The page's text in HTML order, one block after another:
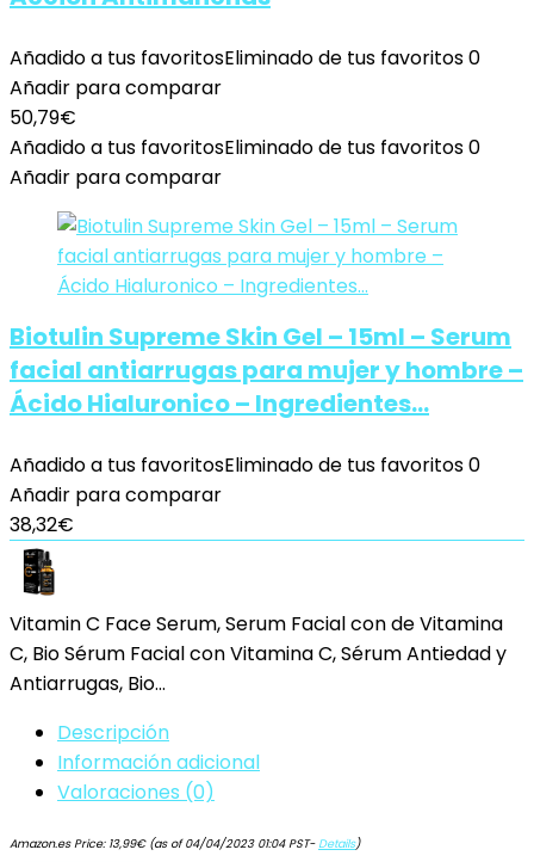
Añadido a tus favoritosEliminado de tus favoritos0
Añadir para comparar
50,79€
Añadido a tus favoritosEliminado de tus favoritos0
Añadir para comparar
Biotulin Supreme Skin Gel – 15ml – Serum
facial antiarrugas para mujer y hombre –
Ácido Hialuronico – Ingredientes…
Añadido a tus favoritosEliminado de tus favoritos0
Añadir para comparar
38,32€
Vitamin C Face Serum, Serum Facial con de Vitamina
C, Bio Sérum Facial con Vitamina C, Sérum Antiedad y
Antiarrugas, Bio…
Descripción
Información adicional
Valoraciones (0)
Amazon.es Price: 13,99€(as of 04/04/2023 01:04 PST-Details)